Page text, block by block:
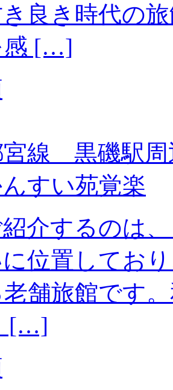
良き時代の
感 […]
宮線 黒
すい苑覚楽
紹介するのは
に位置してお
舗旅館です
[…]